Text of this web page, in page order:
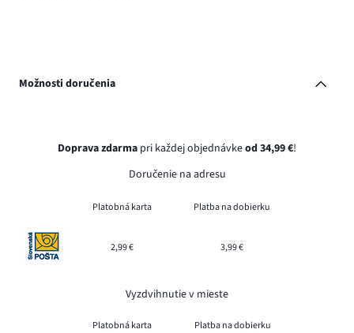
Možnosti doručenia
Doprava zdarma pri každej objednávkeod 34,99 €!
Doručenie na adresu
Platobná karta Platba na dobierku
2,99 € 3,99 €
Vyzdvihnutie v mieste
Platobná karta Platba na dobierku